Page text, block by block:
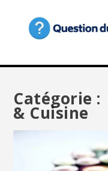
Catégorie :
& Cuisine